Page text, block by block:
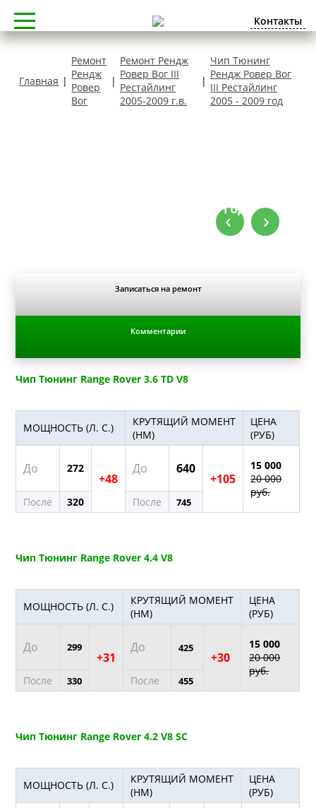
Контакты
Главная |
Ремонт
Рендж
Ровер
Вог
|
Ремонт Рендж
Ровер Вог III
Рестайлинг
2005-2009 г.в.
|
Чип Тюнинг
Рендж Ровер Вог
III Рестайлинг
2005 - 2009 год
Рестайлинг 2005 - 2009 год
‹ ›
Записаться на ремонт
Комментарии
Чип Тюнинг Range Rover 3.6 TD V8
МОЩНОСТЬ (Л. С.)
КРУТЯЩИЙ МОМЕНТ
(НМ)
ЦЕНА
(РУБ)
До 272
+48
До 640
+105
15 000
20 000
руб.
После 320 После 745
Чип Тюнинг Range Rover 4.4 V8
МОЩНОСТЬ (Л. С.)
КРУТЯЩИЙ МОМЕНТ
(НМ)
ЦЕНА
(РУБ)
До 299
+31
До 425
+30
15 000
20 000
руб.
После 330 После 455
Чип Тюнинг Range Rover 4.2 V8 SC
МОЩНОСТЬ (Л. С.)
КРУТЯЩИЙ МОМЕНТ
(НМ)
ЦЕНА
(РУБ)